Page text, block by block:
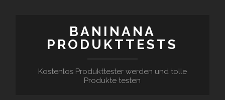
BANINANA
PRODUKTTESTS
Kostenlos Produkttester werden und tolle
Produkte testen